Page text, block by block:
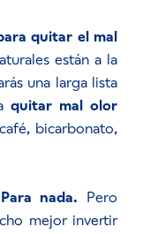
quitar el mal
están a la
una larga lista
quitar mal olor
bicarbonato,
nada. Pero
mejor invertir